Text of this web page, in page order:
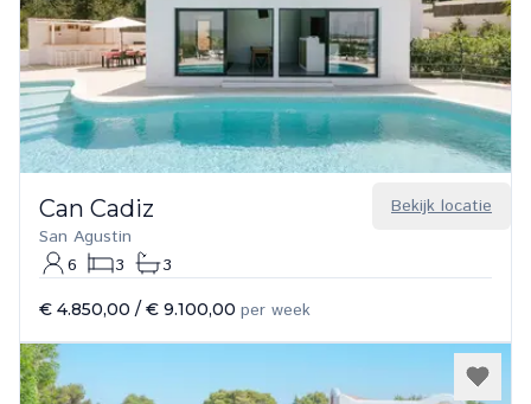
Bekijk locatie
Can Cadiz
San Agustin
6
3 3
€ 4.850,00 / € 9.100,00 per week